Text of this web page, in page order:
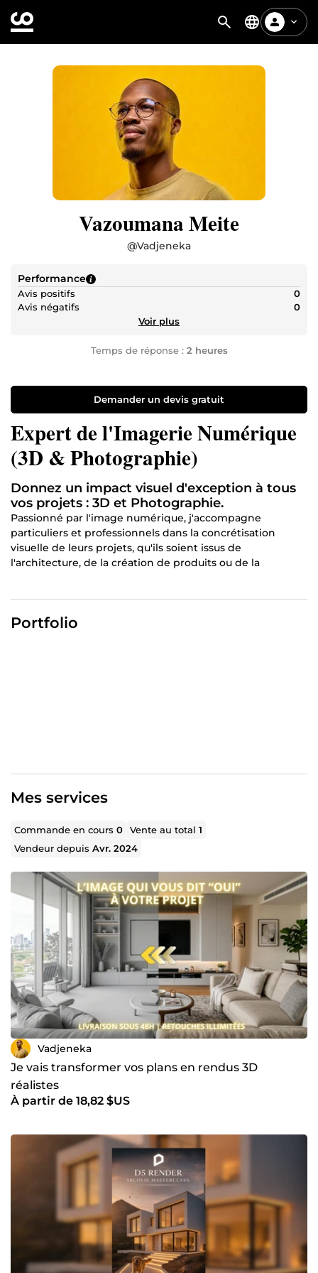
Vazoumana Meite
@Vadjeneka
Performance
Avis positifs
0
Avis négatifs
0
Voir plus
Temps de réponse : 2 heures
Demander un devis gratuit
Expert de l'Imagerie Numérique
(3D & Photographie)
Donnez un impact visuel d'exception à tous
vos projets : 3D et Photographie.
Passionné par l'image numérique, j'accompagne
particuliers et professionnels dans la concrétisation
visuelle de leurs projets, qu'ils soient issus de
l'architecture, de la création de produits ou de la
Mon objectif est simple : créer l'impact visuel précis qui
déclenchera un coup de cœur immédiat.
Maîtrise Technique Complète :Fusion des techniques
(intégration 3D sur photo réelle, etc.) pour un résultat
indiscernable d'une photographie haut de gamme. *
obsessionnel du détail, des textures et de la lumière.
me suivent quotidiennement pour mon expertise et la
qualité de mes réalisations.
Portfolio
Mes services
Commande en cours0 Vente au total1
Vendeur depuisAvr. 2024
Vadjeneka
Je vais transformer vos plans en rendus 3D
réalistes
À partir de 18,82 $US